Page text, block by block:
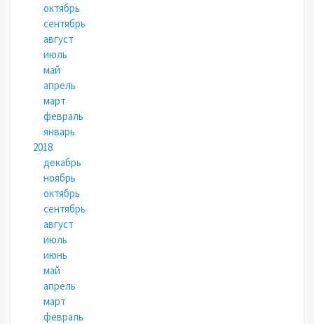
октябрь
сентябрь
август
июль
май
апрель
март
февраль
январь
2018
декабрь
ноябрь
октябрь
сентябрь
август
июль
июнь
май
апрель
март
февраль